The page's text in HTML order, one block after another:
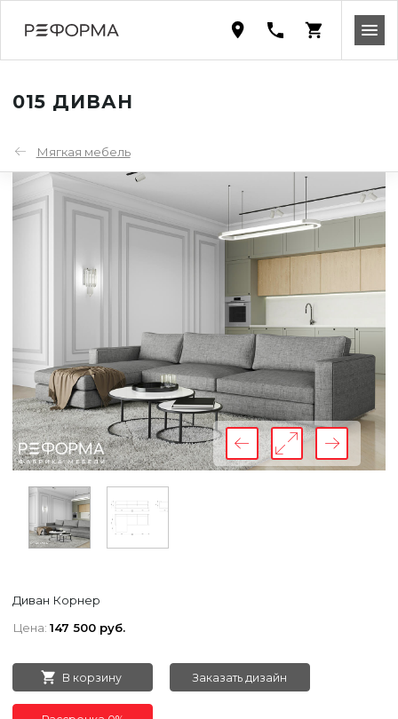
015 ДИВАН
Мягкая мебель
Диван Корнер
Цена: 147 500 руб.
В корзину Заказать дизайн